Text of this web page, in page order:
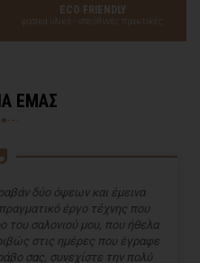
ECO FRIENDLY
φυσικά υλικά - υπεύθυνες πρακτικές
ΕΜΑΣ
δύο όψεων και έμεινα
έργο τέχνης που
του σαλονιού μου, που ήθελα
στις ημέρες που έγραφε
σας, συνεχίστε την πολύ